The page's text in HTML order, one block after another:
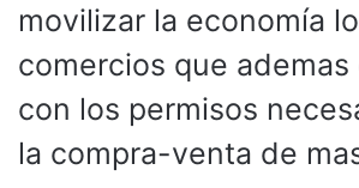
movilizar la economía
comercios que ademas
con los permisos
la compra-venta de